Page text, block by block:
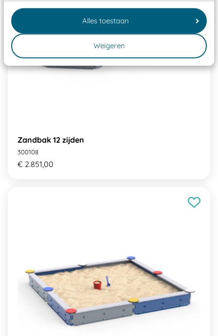
Alles toestaan
Weigeren
Zandbak 12 zijden
300108
€ 2.851,00